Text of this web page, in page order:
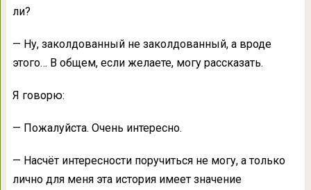
ли?
— Ну, заколдованный не заколдованный, а вроде
этого… В общем, если желаете, могу рассказать.
Я говорю:
— Пожалуйста. Очень интересно.
— Насчёт интересности поручиться не могу, а только
лично для меня эта история имеет значение